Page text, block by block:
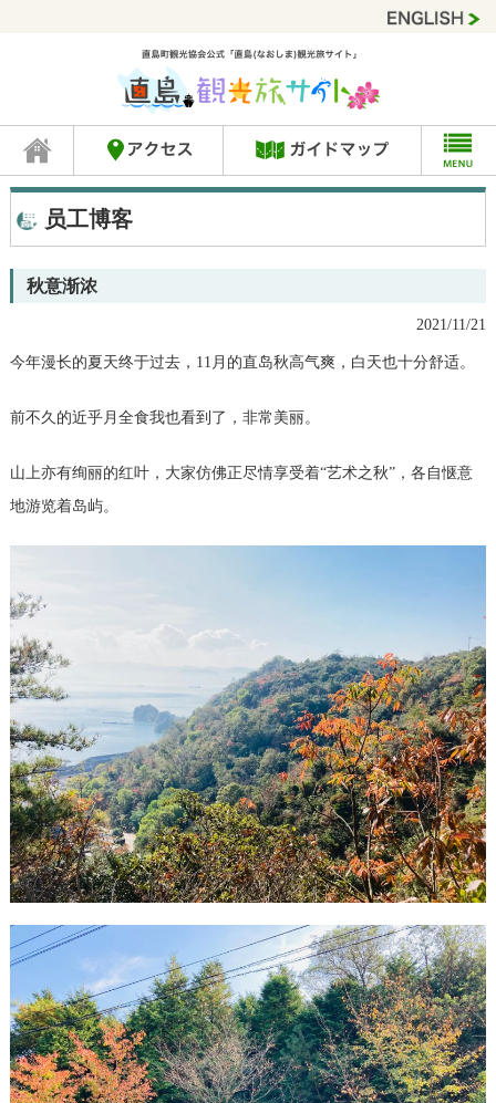
员工博客
秋意渐浓
2021/11/21
今年漫长的夏天终于过去，11月的直岛秋高气爽，白天也十分舒适。
前不久的近乎月全食我也看到了，非常美丽。
山上亦有绚丽的红叶，大家仿佛正尽情享受着“艺术之秋”，各自惬意
地游览着岛屿。